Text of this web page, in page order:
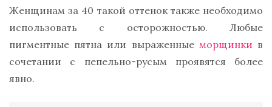
Женщинам за 40 такой оттенок также необходимо
использовать с осторожностью. Любые
пигментные пятна или выраженные морщинки в
сочетании с пепельно-русым проявятся более
явно.